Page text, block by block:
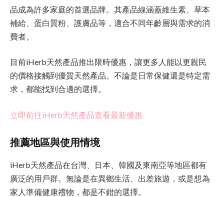
品成為許多家庭的首選品牌。其產品線涵蓋維生素、草本
補給、蛋白質粉、護膚品等，適合不同年齡層與需求的消
費者。
目前iHerb天然產品推出限時優惠，讓更多人能以更親民
的價格接觸到優質天然產品。不論是日常保健還是特定需
求，都能找到合適的選擇。
立即前往iHerb天然產品查看最新優惠
推薦地區與使用情境
iHerb天然產品在台灣、日本、韓國及東南亞等地區都有
廣泛的用戶群。無論是在異鄉生活、出差旅遊，或是想為
家人準備健康禮物，都是不錯的選擇。